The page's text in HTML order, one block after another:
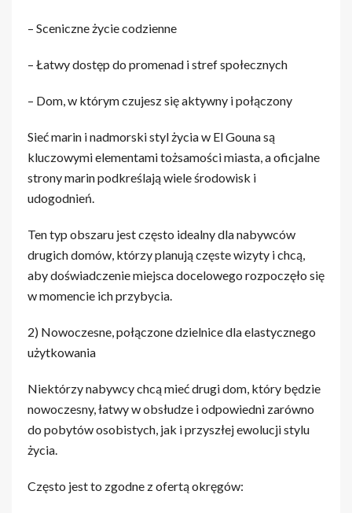
– Sceniczne życie codzienne
– Łatwy dostęp do promenad i stref społecznych
– Dom, w którym czujesz się aktywny i połączony
Sieć marin i nadmorski styl życia w El Gouna są
kluczowymi elementami tożsamości miasta, a oficjalne
strony marin podkreślają wiele środowisk i
udogodnień.
Ten typ obszaru jest często idealny dla nabywców
drugich domów, którzy planują częste wizyty i chcą,
aby doświadczenie miejsca docelowego rozpoczęło się
w momencie ich przybycia.
2) Nowoczesne, połączone dzielnice dla elastycznego
użytkowania
Niektórzy nabywcy chcą mieć drugi dom, który będzie
nowoczesny, łatwy w obsłudze i odpowiedni zarówno
do pobytów osobistych, jak i przyszłej ewolucji stylu
życia.
Często jest to zgodne z ofertą okręgów: